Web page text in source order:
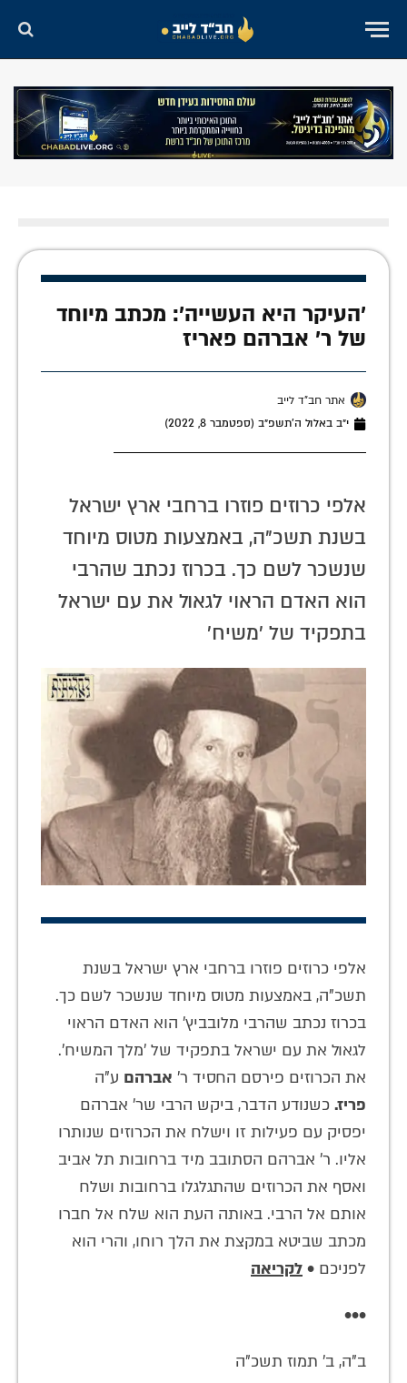
'העיקר היא העשייה': מכתב מיוחד
של ר' אברהם פאריז
אתר חב"ד לייב
י״ב באלול ה׳תשפ״ב (ספטמבר 8, 2022)
אלפי כרוזים פוזרו ברחבי ארץ ישראל
בשנת תשכ"ה, באמצעות מטוס מיוחד
שנשכר לשם כך. בכרוז נכתב שהרבי
הוא האדם הראוי לגאול את עם ישראל
בתפקיד של 'משיח'
אלפי כרוזים פוזרו ברחבי ארץ ישראל בשנת
תשכ"ה, באמצעות מטוס מיוחד שנשכר לשם כך.
בכרוז נכתב שהרבי מלובביץ' הוא האדם הראוי
לגאול את עם ישראל בתפקיד של 'מלך המשיח'.
את הכרוזים פירסם החסיד ר' אברהם ע"ה
פריז. כשנודע הדבר, ביקש הרבי שר' אברהם
יפסיק עם פעילות זו וישלח את הכרוזים שנותרו
אליו. ר' אברהם הסתובב מיד ברחובות תל אביב
ואסף את הכרוזים שהתגלגלו ברחובות ושלח
אותם אל הרבי. באותה העת הוא שלח אל חברו
מכתב שביטא במקצת את הלך רוחו, והרי הוא
לפניכם • לקריאה
•••
ב"ה, ב' תמוז תשכ"ה